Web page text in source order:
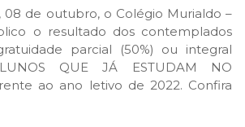
08 de outubro, o Colégio Murialdo –
o resultado dos contemplados
parcial (50%) ou integral
QUE JÁ ESTUDAM NO
ao ano letivo de 2022. Confira